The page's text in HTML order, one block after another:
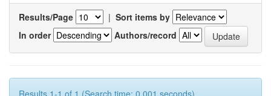
Results/Page | Sort items by
In order
Authors/record
Results 1-1 of 1 (Search time: 0.001 seconds).